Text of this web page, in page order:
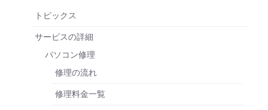
トピックス
サービスの詳細
パソコン修理
修理の流れ
修理料金一覧